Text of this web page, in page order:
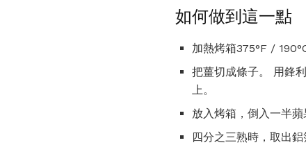
如何做到這一點
加熱烤箱375°F /
把薑切成條子。 用鋒
上。
放入烤箱，倒入一半
四分之三熟時，取出